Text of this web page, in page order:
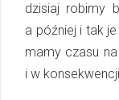
dzisiaj robimy
a później i tak
mamy czasu
i w